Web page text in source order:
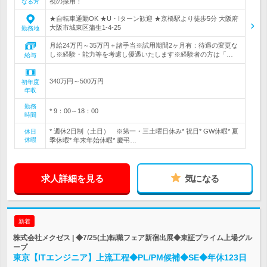
なる方
勤務地
★自転車通勤OK ★U・Iターン歓迎 ★京橋駅より徒歩5分 大阪府
大阪市城東区蒲生1-4-25
給与
月給24万円～35万円＋諸手当※試用期間2ヶ月有：待遇の変更な
し※経験・能力等を考慮し優遇いたします※経験者の方は「…
初年度
年収
340万円～500万円
勤務
時間
* 9：00～18：00
休日
休暇
* 週休2日制（土日） ※第一・三土曜日休み* 祝日* GW休暇* 夏
季休暇* 年末年始休暇* 慶弔…
求人詳細を見る 気になる
新着
株式会社メクゼス | ◆7/25(土)転職フェア新宿出展◆東証プライム上場グル
ープ
東京【ITエンジニア】上流工程◆PL/PM候補◆SE◆年休123日